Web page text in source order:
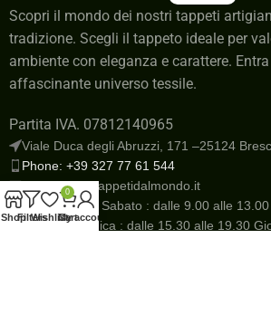
Scopri il mondo dei nostri tappeti
tradizione. Scegli il tappeto ideale per
ambiente con eleganza e carattere.
affascinante universo tessile.
Partita IVA. 07812140965
Viale Duca degli Abruzzi, 171 –25124
Phone: +39 327 77 61 544
Email: info@tappetidalmondo.it
Dal Lunedì al Sabato : dalle 9.00 alle
19.30 Domenica : dalle 15.30 alle 19.30
ShopFiltersWishlist
0
Cart
My account